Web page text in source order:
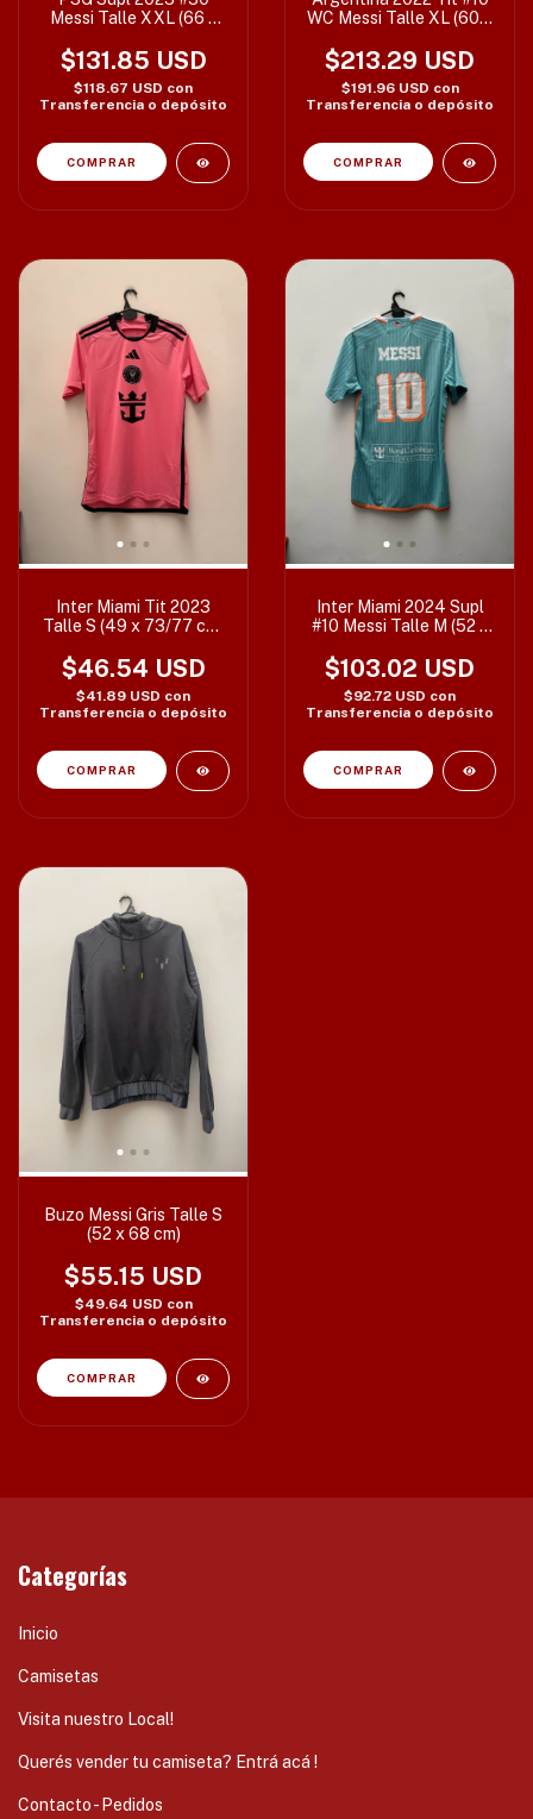
Messi Talle XXL (66 x
$131.85 USD
$118.67 USD con
Transferencia o depósito
WC Messi Talle XL (60 x
$213.29 USD
$191.96 USD con
Transferencia o depósito
Inter Miami Tit 2023
Talle S (49 x 73/77 cm)
$46.54 USD
$41.89 USD con
Transferencia o depósito
Inter Miami 2024 Supl
#10 Messi Talle M (52 x
$103.02 USD
$92.72 USD con
Transferencia o depósito
Buzo Messi Gris Talle S
(52 x 68 cm)
$55.15 USD
$49.64 USD con
Transferencia o depósito
Categorías
Inicio
Camisetas
Visita nuestro Local!
Querés vender tu camiseta? Entrá acá !
Contacto - Pedidos